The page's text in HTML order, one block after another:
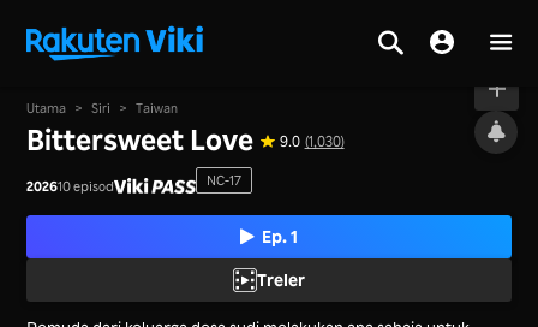
Dalam siaran
Utama > Siri > Taiwan
Bittersweet Love 9.0 (1,030)
202610 episod NC-17
Ep. 1
Treler